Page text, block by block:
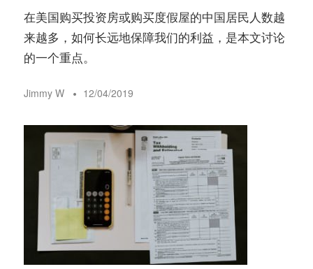
在美国购买投资房或购买度假屋的中国居民人数越
来越多，如何长远地保障我们的利益，是本文讨论
的一个重点。
Jimmy W 12/04/2019